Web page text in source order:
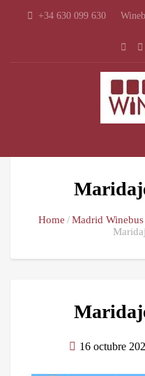
+34 630 099 630
Home Madrid Winebus
16 octubre